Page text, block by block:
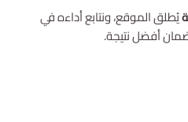
يُطلق الموقع، ونتابع أداءه في
أفضل نتيجة.